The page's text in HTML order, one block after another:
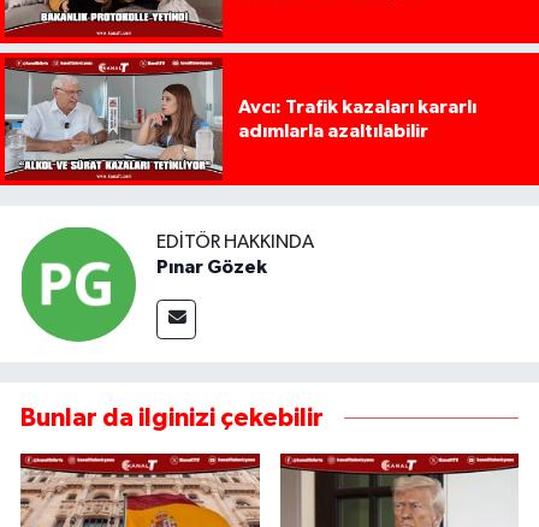
Avcı: Trafik kazaları kararlı
adımlarla azaltılabilir
EDITÖR HAKKINDA
Pınar Gözek
Bunlar da ilginizi çekebilir